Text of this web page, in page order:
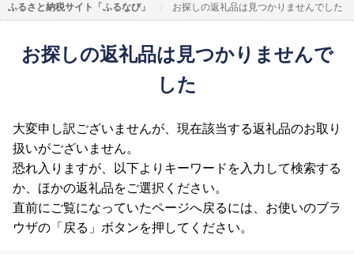
ふるさと納税サイト「ふるなび」 お探しの返礼品は見つかりませんでした
お探しの返礼品は見つかりませんで
した
大変申し訳ございませんが、現在該当する返礼品のお取り
扱いがございません。
恐れ入りますが、以下よりキーワードを入力して検索する
か、ほかの返礼品をご選択ください。
直前にご覧になっていたページへ戻るには、お使いのブラ
ウザの「戻る」ボタンを押してください。